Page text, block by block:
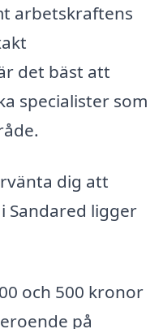
arbetskraftens
det bäst att
specialister som
dig att
Sandared ligger
och 500 kronor
på